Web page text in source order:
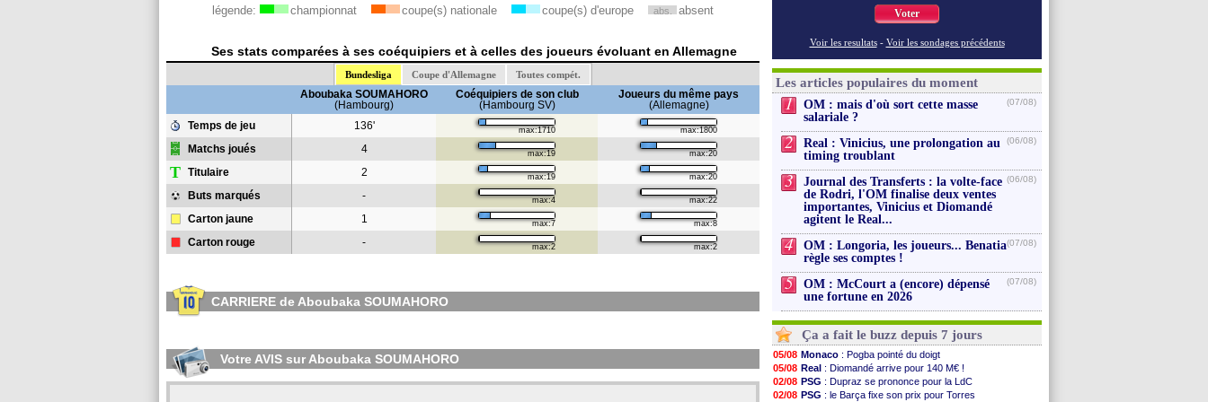
légende: championnat coupe(s) nationale coupe(s) d'europe abs. absent
Ses stats comparées à ses coéquipiers et à celles des joueurs évoluant en Allemagne
Bundesliga Coupe d'Allemagne Toutes compét.
Aboubaka SOUMAHORO
(Hambourg)
Coéquipiers de son club
(Hambourg SV)
Joueurs du même pays
(Allemagne)
Temps de jeu
136' max:1710 max:1800
Matchs joués 4 max:19 max:20
T Titulaire 2 max:19 max:20
Buts marqués - max:4 max:22
Carton jaune 1 max:7 max:8
Carton rouge - max:2 max:2
CARRIERE de Aboubaka SOUMAHORO
Votre AVIS sur Aboubaka SOUMAHORO
Voter
Voir les resultats - Voir les sondages précédents
Les articles populaires du moment
1
OM : mais d'où sort cette masse
salariale ?
(07/08)
2
Real : Vinicius, une prolongation au
timing troublant
(06/08)
3
Journal des Transferts : la volte-face
de Rodri, l'OM finalise deux ventes
importantes, Vinicius et Diomandé
agitent le Real...
(06/08)
4
OM : Longoria, les joueurs... Benatia
règle ses comptes !
(07/08)
5
OM : McCourt a (encore) dépensé
une fortune en 2026
(07/08)
Ça a fait le buzz depuis 7 jours
05/08 Monaco : Pogba pointé du doigt
05/08 Real : Diomandé arrive pour 140 M€ !
02/08 PSG : Dupraz se prononce pour la LdC
02/08 PSG : le Barça fixe son prix pour Torres